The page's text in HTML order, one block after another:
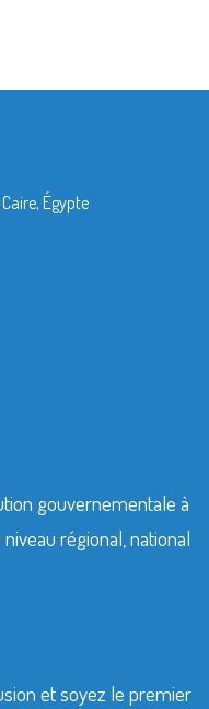
Égypte
gouvernementale à
régional, national
et soyez le premier